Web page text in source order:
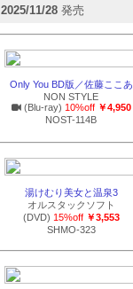
2025/11/28 発売
Only You BD版／佐藤ここあ
NON STYLE
(Blu-ray) 10%off ￥4,950
NOST-114B
湯けむり美女と温泉3
オルスタックソフト
(DVD) 15%off ￥3,553
SHMO-323